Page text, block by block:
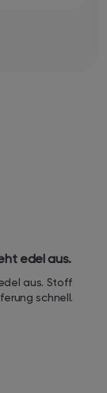
edel aus.
aus. Stoff
schnell.